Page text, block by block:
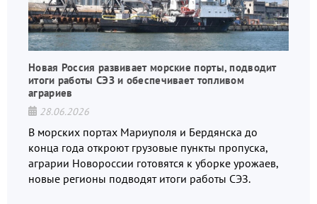
Новая Россия развивает морские порты, подводит
итоги работы СЭЗ и обеспечивает топливом
аграриев
28.06.2026
В морских портах Мариуполя и Бердянска до
конца года откроют грузовые пункты пропуска,
аграрии Новороссии готовятся к уборке урожаев,
новые регионы подводят итоги работы СЭЗ.